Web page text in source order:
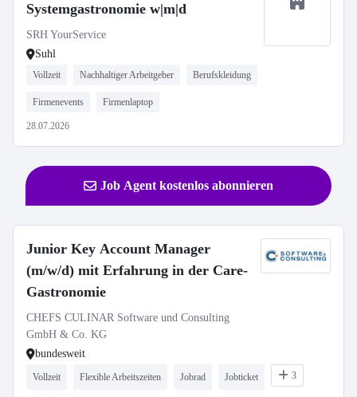
Systemgastronomie w|m|d
SRH YourService
Suhl
Vollzeit Nachhaltiger Arbeitgeber Berufskleidung
Firmenevents Firmenlaptop
28.07.2026
Job Agent kostenlos abonnieren
Junior Key Account Manager
(m/w/d) mit Erfahrung in der Care-
Gastronomie
CHEFS CULINAR Software und Consulting
GmbH & Co. KG
bundesweit
Vollzeit Flexible Arbeitszeiten Jobrad Jobticket 3